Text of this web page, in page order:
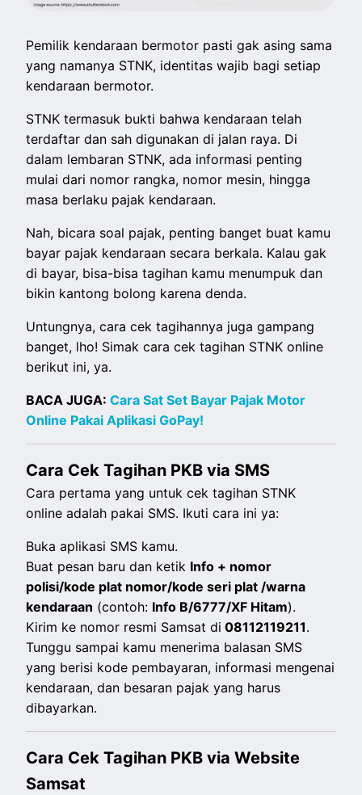
Pemilik kendaraan bermotor pasti gak asing sama
yang namanya STNK, identitas wajib bagi setiap
kendaraan bermotor.
STNK termasuk bukti bahwa kendaraan telah
terdaftar dan sah digunakan di jalan raya. Di
dalam lembaran STNK, ada informasi penting
mulai dari nomor rangka, nomor mesin, hingga
masa berlaku pajak kendaraan.
Nah, bicara soal pajak, penting banget buat kamu
bayar pajak kendaraan secara berkala. Kalau gak
di bayar, bisa-bisa tagihan kamu menumpuk dan
bikin kantong bolong karena denda.
Untungnya, cara cek tagihannya juga gampang
banget, lho! Simak cara cek tagihan STNK online
berikut ini, ya.
BACA JUGA:Cara Sat Set Bayar Pajak Motor
Online Pakai Aplikasi GoPay!
Cara Cek Tagihan PKB via SMS
Cara pertama yang untuk cek tagihan STNK
online adalah pakai SMS. Ikuti cara ini ya:
Buka aplikasi SMS kamu.
Buat pesan baru dan ketik Info + nomor
polisi/kode plat nomor/kode seri plat /warna
kendaraan (contoh: Info B/6777/XF Hitam).
Kirim ke nomor resmi Samsat di 08112119211.
Tunggu sampai kamu menerima balasan SMS
yang berisi kode pembayaran, informasi mengenai
kendaraan, dan besaran pajak yang harus
dibayarkan.
Cara Cek Tagihan PKB via Website
Samsat